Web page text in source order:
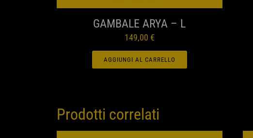
GAMBALE ARYA – L
149,00 €
AGGIUNGI AL CARRELLO
Prodotti correlati